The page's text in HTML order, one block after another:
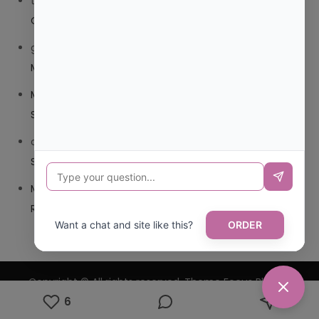
O TRIBEDOCE DX?
giovannaservin220
MUNICIPIO?
Mariana Pozo
SANITARIA CANARIA?
carmenharacil
SANITARIA CANARIA?
Mariana Pozoen¿CUAL ES CODIGO POSTAL DE
REPUBLICA DOMINICANA?
Copyright © All rights reserved. Theme Focus Blog by
Creativ Themes
6
Want a chat and site like this? ORDER